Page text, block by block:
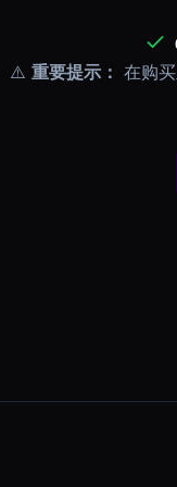
⚠️ 重要提示： 在购